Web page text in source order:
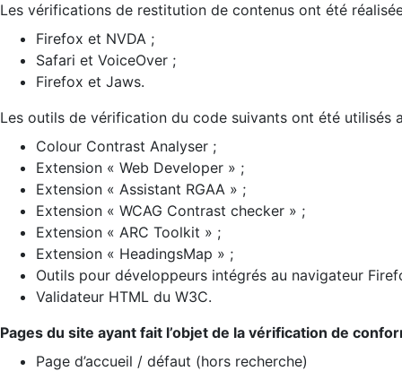
Les vérifications de restitution de contenus ont été
Firefox et NVDA ;
Safari et VoiceOver ;
Firefox et Jaws.
Les outils de vérification du code suivants ont été utilisés
Colour Contrast Analyser ;
Extension « Web Developer » ;
Extension « Assistant RGAA » ;
Extension « WCAG Contrast checker » ;
Extension « ARC Toolkit » ;
Extension « HeadingsMap » ;
Outils pour développeurs intégrés au navigateur
Validateur HTML du W3C.
Pages du site ayant fait l’objet de la vérification de
Page d’accueil / défaut (hors recherche)